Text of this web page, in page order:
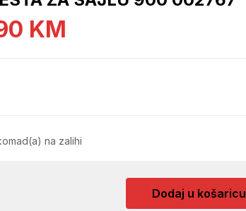
KM
na zalihi
Dodaj u košaricu